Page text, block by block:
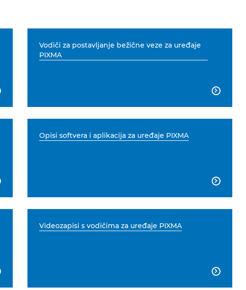
Vodiči za postavljanje bežične veze za uređaje
PIXMA

Opisi softvera i aplikacija za uređaje PIXMA

Videozapisi s vodičima za uređaje PIXMA
